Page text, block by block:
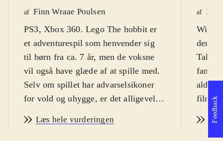
af Finn Wraae Poulsen
PS3, Xbox 360. Lego The hobbit er
et adventurespil som henvender sig
til børn fra ca. 7 år, men de voksne
vil også have glæde af at spille med.
Selv om spillet har advarselsikoner
for vold og uhygge, er det alligevel
dominerer. Sværhedsgraden er
Læs hele vurderingen
af
WiiU.
den
Tales.
Feedback